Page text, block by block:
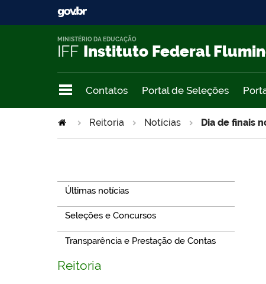
IFF Instituto Federal
MINISTÉRIO DA EDUCAÇÃO
Contatos Portal de Seleções
Reitoria Notícias Dia de finais
Últimas notícias
Seleções e Concursos
Transparência e Prestação de Contas
Reitoria